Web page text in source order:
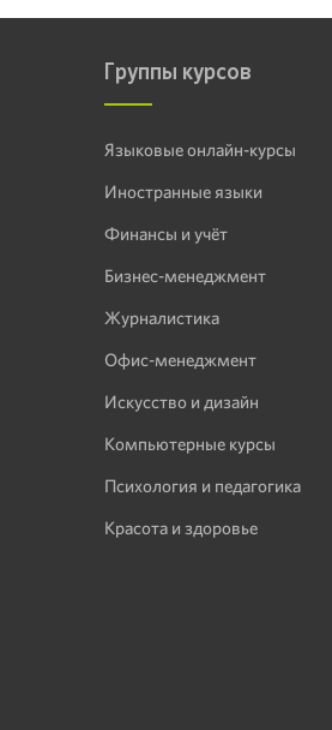
Группы курсов
Языковые онлайн-курсы
Иностранные языки
Финансы и учёт
Бизнес-менеджмент
Журналистика
Офис-менеджмент
Искусство и дизайн
Компьютерные курсы
Психология и педагогика
Красота и здоровье